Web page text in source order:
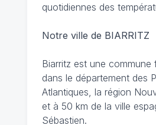
quotidiennes des
Notre ville de BIARRITZ
Biarritz est une commune
dans le département des
Atlantiques, la région
et à 50 km de la ville
Sébastien.